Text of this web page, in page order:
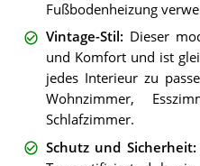
Fußbodenheizung
Vintage-Stil : Dieser
und Komfort und ist
jedes Interieur zu
Wohnzimmer,
Schlafzimmer.
Schutz und Sicherheit: